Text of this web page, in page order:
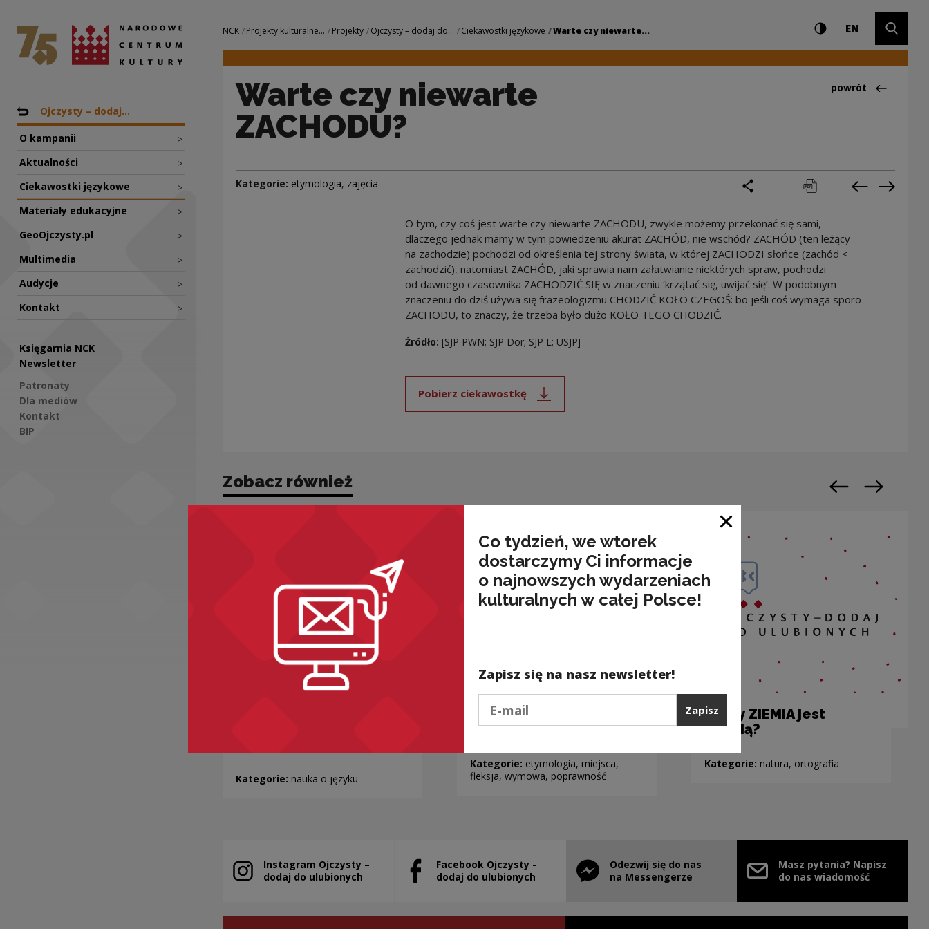
Warte czy niewarte ZACHODU? | Narodowe Centrum
Narodowe Centrum Kultury
Nawigacja
Powrót do: Projekty
Ojczysty – dodaj...
O kampanii >
Aktualności >
Ciekawostki językowe >
Materiały edukacyjne >
GeoOjczysty.pl >
Multimedia >
Audycje >
Kontakt >
Księgarnia NCK
Newsletter
Patronaty
Dla mediów
Kontakt
BIP
Nawigacja
NCK Projekty kulturalne... Projekty Ojczysty – dodaj do... Ciekawostki językowe Warte czy niewarte... Ustawienia iWysoki kontrast
ENCHANGE
Warte czy niewarte
ZACHODU?
Powrót
powrót
Kategorie: etymologia, zajęcia podziel się
drukuj pobierz Poprzednia
O tym, czy coś jest warte czy niewarte ZACHODU, zwykle możemy przekonać się sami,
dlaczego jednak mamy w tym powiedzeniu akurat ZACHÓD, nie wschód? ZACHÓD (ten leżący
na zachodzie) pochodzi od określenia tej strony świata, w której ZACHODZI słońce (zachód <
zachodzić), natomiast ZACHÓD, jaki sprawia nam załatwianie niektórych spraw, pochodzi
od dawnego czasownika ZACHODZIĆ SIĘ w znaczeniu ‘krzątać się, uwijać się’. W podobnym
znaczeniu do dziś używa się frazeologizmu CHODZIĆ KOŁO CZEGOŚ: bo jeśli coś wymaga sporo
ZACHODU, to znaczy, że trzeba było dużo KOŁO TEGO CHODZIĆ.
Źródło: [SJP PWN; SJP Dor; SJP L; USJP]
Pobierz ciekawostkę
Uwaga, link zostanie otwarty w nowym oknie
Zobacz również
Kategorie: nauka o języku
Jedno ZOO –
wszystkie…?
Kategorie: etymologia, miejsca,
fleksja, wymowa, poprawność
Kiedy ZIEMIA jest
Ziemią?
Kategorie: natura, ortografia
Poprzedni slajd
Następny
Instagram Ojczysty –
dodaj do ulubionych
Uwaga, link zostanie otwarty w nowym oknie
Facebook Ojczysty -
dodaj do ulubionych
Uwaga, link zostanie otwarty w nowym oknie
Odezwij się do nas
na Messengerze
Uwaga, link zostanie otwarty w nowym oknie
Masz pytania? Napisz
do nas wiadomość
Zamknij okno
Co tydzień, we wtorek
dostarczymy Ci informacje
o najnowszych wydarzeniach
kulturalnych w całej Polsce!
Zapisz się na nasz newsletter!
Zapisz